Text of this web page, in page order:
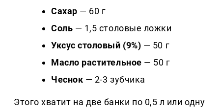
Сахар — 60 г
Соль — 1,5 столовые ложки
Уксус столовый (9%) — 50 г
Масло растительное — 50 г
Чеснок — 2-3 зубчика
Этого хватит на две банки по 0,5 л или одну